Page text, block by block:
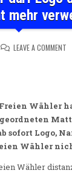
mehr
LEAVE A COMMENT
Wähler
sofort Logo,
Wähler
Wähler